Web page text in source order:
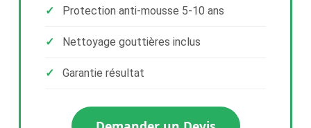
Protection anti-mousse 5-10 ans
Nettoyage gouttières inclus
Garantie résultat